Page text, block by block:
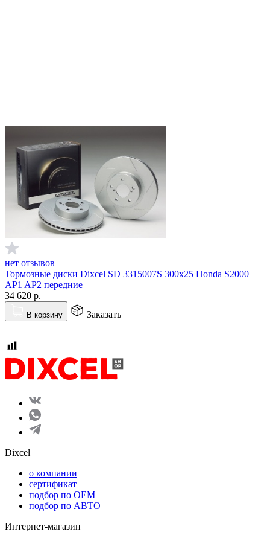
нет отзывов
Тормозные диски Dixcel SD 3315007S 300x25 Honda S2000
AP1 AP2 передние
34 620 р.
В корзину Заказать
Dixcel
o компании
сертификат
подбор по OEM
подбор по АВТО
Интернет-магазин